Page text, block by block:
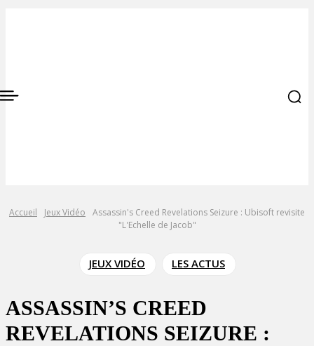
Accueil Jeux Vidéo
Assassin's Creed Revelations Seizure : Ubisoft revisite
"L'Echelle de Jacob"
JEUX VIDÉO LES ACTUS
ASSASSIN’S CREED
REVELATIONS SEIZURE :